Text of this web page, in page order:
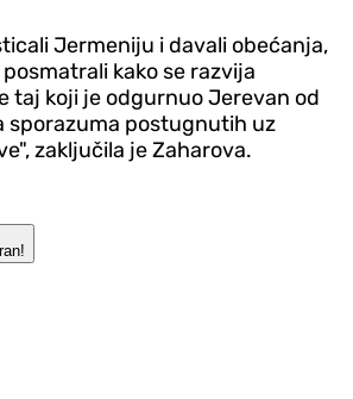
Jermeniju i davali obećanja,
kako se razvija
taj koji je odgurnuo Jerevan od
sporazuma postugnutih uz
zaključila je Zaharova.